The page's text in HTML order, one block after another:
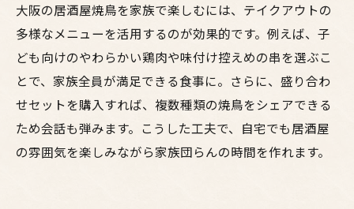
大阪の居酒屋焼鳥を家族で楽しむには、テイクアウトの
多様なメニューを活用するのが効果的です。例えば、子
ども向けのやわらかい鶏肉や味付け控えめの串を選ぶこ
とで、家族全員が満足できる食事に。さらに、盛り合わ
せセットを購入すれば、複数種類の焼鳥をシェアできる
ため会話も弾みます。こうした工夫で、自宅でも居酒屋
の雰囲気を楽しみながら家族団らんの時間を作れます。